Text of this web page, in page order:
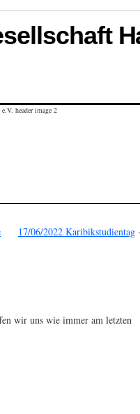
17/06/2022 Karibikstudientag
wir uns wie immer am letzten